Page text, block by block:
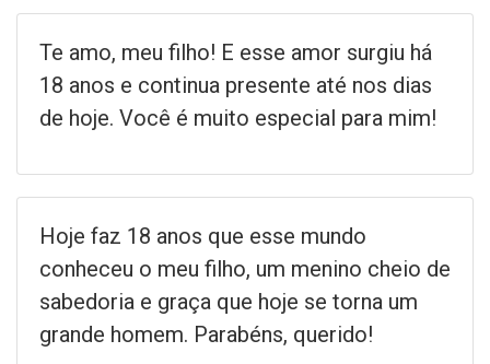
Te amo, meu filho! E esse amor surgiu há
18 anos e continua presente até nos dias
de hoje. Você é muito especial para mim!
Hoje faz 18 anos que esse mundo
conheceu o meu filho, um menino cheio de
sabedoria e graça que hoje se torna um
grande homem. Parabéns, querido!